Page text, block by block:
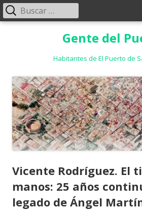
Gente del
Habitantes de El Puerto de
Menú
Buscar:
Vicente Rodríguez. El
manos: 25 años
legado de Ángel